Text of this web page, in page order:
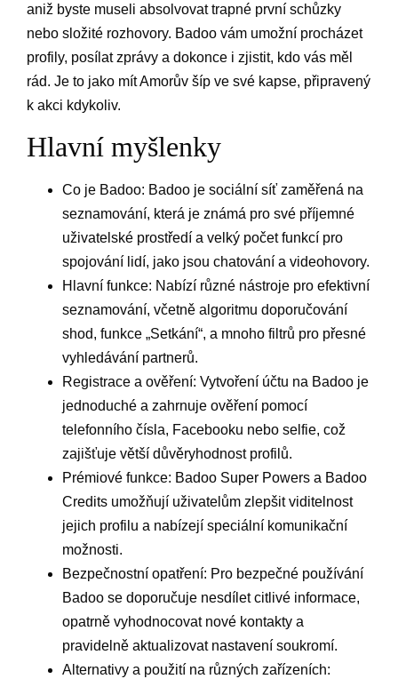
aniž byste museli absolvovat trapné první schůzky
nebo složité rozhovory. Badoo vám umožní procházet
profily, posílat zprávy a dokonce i zjistit, kdo vás měl
rád. Je to jako mít Amorův šíp ve své kapse, připravený
k akci kdykoliv.
Hlavní myšlenky
Co je Badoo: Badoo je sociální síť zaměřená na
seznamování, která je známá pro své příjemné
uživatelské prostředí a velký počet funkcí pro
spojování lidí, jako jsou chatování a videohovory.
Hlavní funkce: Nabízí různé nástroje pro efektivní
seznamování, včetně algoritmu doporučování
shod, funkce „Setkání“, a mnoho filtrů pro přesné
vyhledávání partnerů.
Registrace a ověření: Vytvoření účtu na Badoo je
jednoduché a zahrnuje ověření pomocí
telefonního čísla, Facebooku nebo selfie, což
zajišťuje větší důvěryhodnost profilů.
Prémiové funkce: Badoo Super Powers a Badoo
Credits umožňují uživatelům zlepšit viditelnost
jejich profilu a nabízejí speciální komunikační
možnosti.
Bezpečnostní opatření: Pro bezpečné používání
Badoo se doporučuje nesdílet citlivé informace,
opatrně vyhodnocovat nové kontakty a
pravidelně aktualizovat nastavení soukromí.
Alternativy a použití na různých zařízeních: